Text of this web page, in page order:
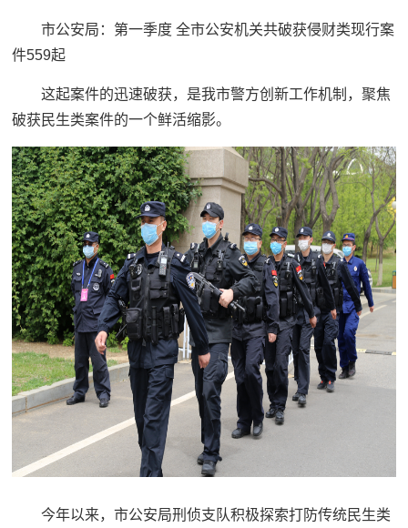
市公安局： 第一季度 全市公安机关共破获侵财类现行案
件559起
这起案件的迅速破获，是我市警方创新工作机制，聚焦
破获民生类案件的一个鲜活缩影。
今年以来，市公安局刑侦支队积极探索打防传统民生类